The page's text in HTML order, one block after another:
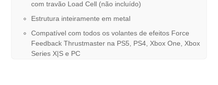
com travão Load Cell (não incluído)
Estrutura inteiramente em metal
Compatível com todos os volantes de efeitos Force
Feedback Thrustmaster na PS5, PS4, Xbox One, Xbox
Series X|S e PC